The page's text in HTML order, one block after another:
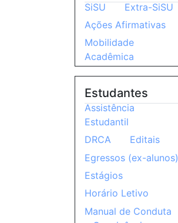
SiSU
Extra-SiSU
Ações Afirmativas
Mobilidade
Acadêmica
Estudantes
Assistência
Estudantil
DRCA
Editais
Egressos (ex-alunos)
Estágios
Horário Letivo
Manual de Conduta